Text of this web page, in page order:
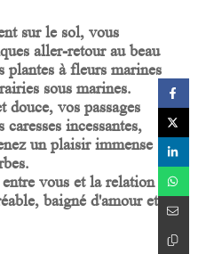
sur le sol, vous
aller-retour au beau
plantes à fleurs marines
sous marines.
douce, vos passages
incessantes,
un plaisir immense
vous et la relation
baigné d'amour et